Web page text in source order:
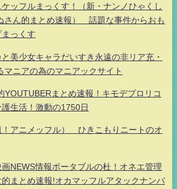
ッフルまっくす！（新・ナンノひゃくし
さん的まとめ速報） 話題な事件からおも
っくす
美少女キャラだいすき永遠の非リア充・
マニアの為のマニアックサイト
YOUTUBERまとめ速報！キモデブロリコ
生活！激動の1750日
！アニメッフル） ひきこもりニートのオ
NEWS情報ポータブルの杜！オネエ管理
的まとめ速報!オカマッフルアタックナンバ